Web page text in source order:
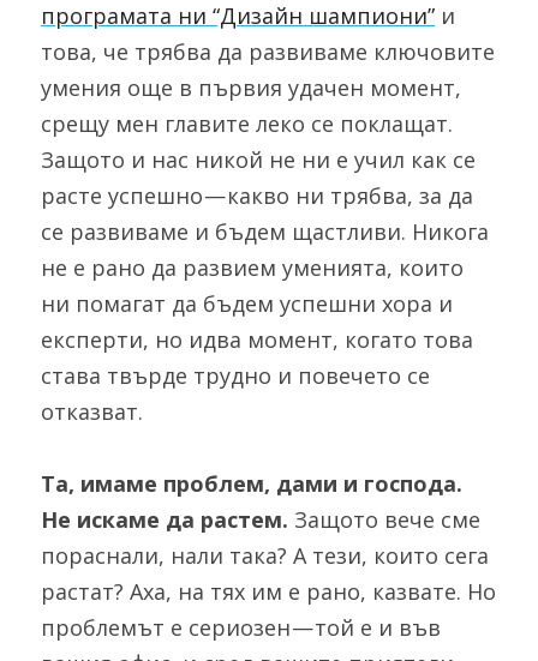
програмата ни “Дизайн шампиони” и
това, че трябва да развиваме ключовите
умения още в първия удачен момент,
срещу мен главите леко се поклащат.
Защото и нас никой не ни е учил как се
расте успешно — какво ни трябва, за да
се развиваме и бъдем щастливи. Никога
не е рано да развием уменията, които
ни помагат да бъдем успешни хора и
експерти, но идва момент, когато това
става твърде трудно и повечето се
отказват.
Та, имаме проблем, дами и господа.
Не искаме да растем. Защото вече сме
пораснали, нали така? А тези, които сега
растат? Аха, на тях им е рано, казвате. Но
проблемът е сериозен — той е и във